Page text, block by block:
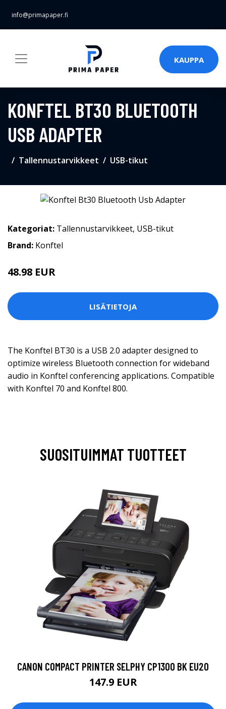
info@primapaper.fi
KAUPPA
KONFTEL BT30 BLUETOOTH
USB ADAPTER
Tallennustarvikkeet USB-tikut
Kategoriat: Tallennustarvikkeet, USB-tikut
Brand: Konftel
48.98 EUR
LISÄTIETOJA
The Konftel BT30 is a USB 2.0 adapter designed to
optimize wireless Bluetooth connection for wideband
audio in Konftel conferencing applications. Compatible
with Konftel 70 and Konftel 800.
SUOSITUIMMAT TUOTTEET
CANON COMPACT PRINTER SELPHY CP1300 BK EU20
147.9 EUR